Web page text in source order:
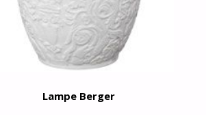
Lampe Berger